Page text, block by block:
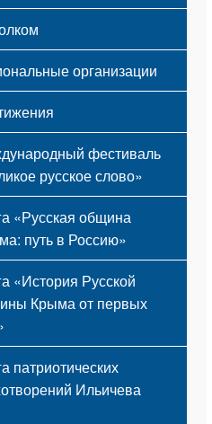
организации
фестиваль
русское слово»
«Русская община
путь в Россию»
«История Русской
Крыма от первых
патриотических
Ильичева